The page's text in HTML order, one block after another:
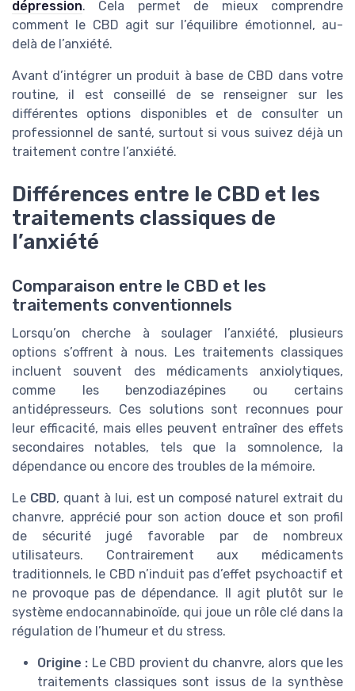
dépression. Cela permet de mieux comprendre
comment le CBD agit sur l’équilibre émotionnel, au-
delà de l’anxiété.
Avant d’intégrer un produit à base de CBD dans votre
routine, il est conseillé de se renseigner sur les
différentes options disponibles et de consulter un
professionnel de santé, surtout si vous suivez déjà un
traitement contre l’anxiété.
Différences entre le CBD et les
traitements classiques de
l’anxiété
Comparaison entre le CBD et les
traitements conventionnels
Lorsqu’on cherche à soulager l’anxiété, plusieurs
options s’offrent à nous. Les traitements classiques
incluent souvent des médicaments anxiolytiques,
comme les benzodiazépines ou certains
antidépresseurs. Ces solutions sont reconnues pour
leur efficacité, mais elles peuvent entraîner des effets
secondaires notables, tels que la somnolence, la
dépendance ou encore des troubles de la mémoire.
Le CBD, quant à lui, est un composé naturel extrait du
chanvre, apprécié pour son action douce et son profil
de sécurité jugé favorable par de nombreux
utilisateurs. Contrairement aux médicaments
traditionnels, le CBD n’induit pas d’effet psychoactif et
ne provoque pas de dépendance. Il agit plutôt sur le
système endocannabinoïde, qui joue un rôle clé dans la
régulation de l’humeur et du stress.
Origine : Le CBD provient du chanvre, alors que les
traitements classiques sont issus de la synthèse